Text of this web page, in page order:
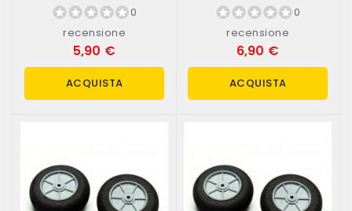
0
recensione
5,90 €
ACQUISTA
0
recensione
6,90 €
ACQUISTA